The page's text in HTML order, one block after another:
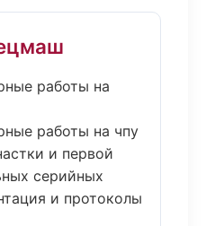
работы на
работы на чпу
и первой
серийных
и протоколы